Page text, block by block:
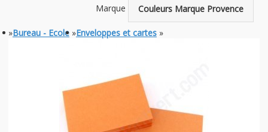
Marque Couleurs Marque Provence
»Bureau - Ecole »Enveloppes et cartes »